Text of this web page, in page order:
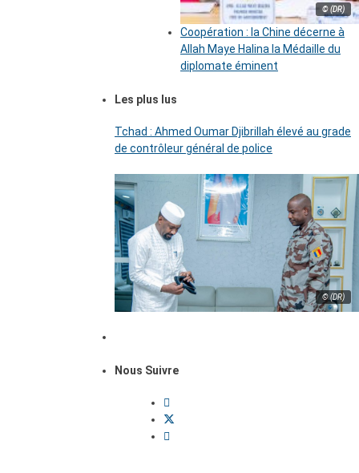
© (DR)
Coopération : la Chine décerne à
Allah Maye Halina la Médaille du
diplomate éminent
Les plus lus
Tchad : Ahmed Oumar Djibrillah élevé au grade
de contrôleur général de police
© (DR)
Nous Suivre